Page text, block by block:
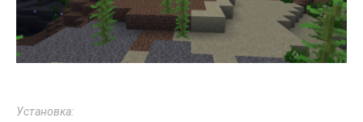
Установка: